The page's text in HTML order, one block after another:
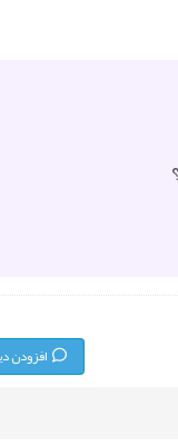
افزودن